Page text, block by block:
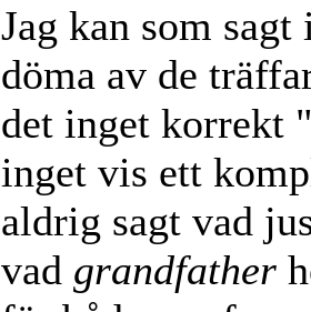
Jag kan som
döma av de
det inget korrekt
inget vis ett
aldrig sagt vad
vad grandfather